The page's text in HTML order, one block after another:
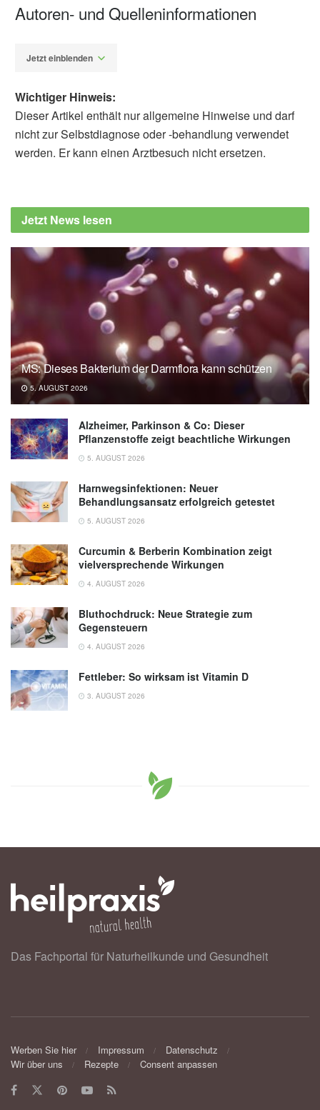
Autoren- und Quelleninformationen
Jetzt einblenden
Yoshikazu Nishikawa, Eriko Kage-Nakadai:
Impacts of Bacillus subtilis var. natto on the
Caenorhabditis elegans; in: Journal of
Applied Microbiology (veröffentlicht
20.04.2023),Journal of Applied Microbiology
Osaka Metropolitan University: How eating
natto might help to distress (veröffentlicht
26.05.2023),OMU
Wichtiger Hinweis:
Dieser Artikel enthält nur allgemeine Hinweise und darf
nicht zur Selbstdiagnose oder -behandlung verwendet
werden. Er kann einen Arztbesuch nicht ersetzen.
Jetzt News lesen
MS: Dieses Bakterium der Darmflora kann schützen
5. AUGUST 2026
Alzheimer, Parkinson & Co: Dieser
Pflanzenstoffe zeigt beachtliche Wirkungen
5. AUGUST 2026
Harnwegsinfektionen: Neuer
Behandlungsansatz erfolgreich getestet
5. AUGUST 2026
Curcumin & Berberin Kombination zeigt
vielversprechende Wirkungen
4. AUGUST 2026
Bluthochdruck: Neue Strategie zum
Gegensteuern
4. AUGUST 2026
Fettleber: So wirksam ist Vitamin D
3. AUGUST 2026
Das Fachportal für Naturheilkunde und Gesundheit
Werben Sie hier Impressum
Datenschutz
Wir über uns
Rezepte Consent anpassen